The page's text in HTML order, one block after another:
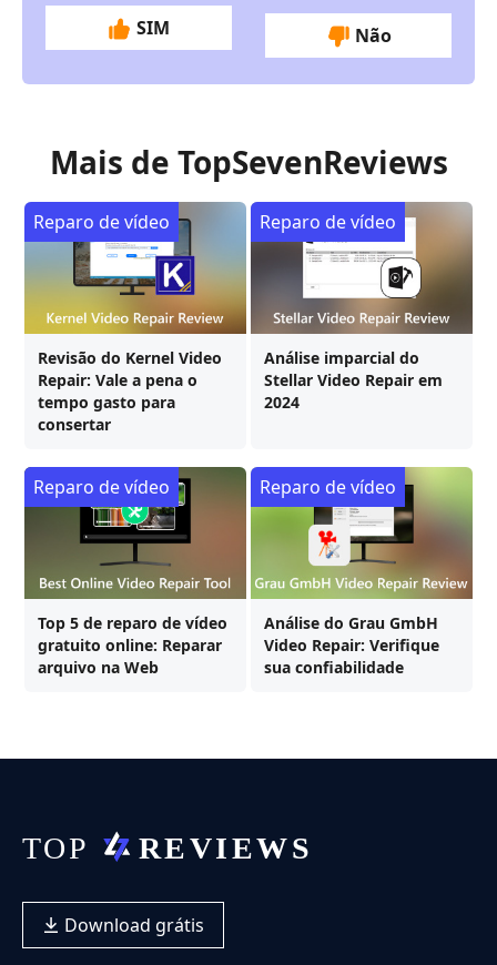
SIM Não
Mais de TopSevenReviews
Revisão do Kernel Video
Repair: Vale a pena o
tempo gasto para
consertar
Reparo de vídeo
Análise imparcial do
Stellar Video Repair em
2024
Reparo de vídeo
Top 5 de reparo de vídeo
gratuito online: Reparar
arquivo na Web
Reparo de vídeo
Análise do Grau GmbH
Video Repair: Verifique
sua confiabilidade
Reparo de vídeo
Download grátis